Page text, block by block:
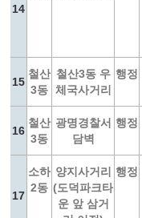
14
15
철산
3동
철산3동 우
체국사거리
행정
16
철산
3동
광명경찰서
담벽
행정
17
소하
2동
양지사거리
(도덕파크타
운 앞 삼거
행정